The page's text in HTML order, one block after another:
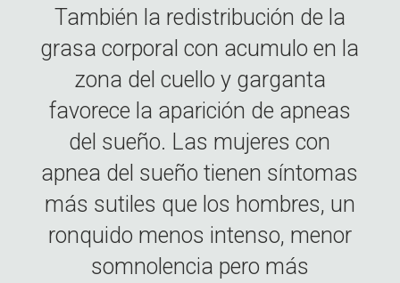
También la redistribución de la
grasa corporal con acumulo en la
zona del cuello y garganta
favorece la aparición de apneas
del sueño. Las mujeres con
apnea del sueño tienen síntomas
más sutiles que los hombres, un
ronquido menos intenso, menor
somnolencia pero más